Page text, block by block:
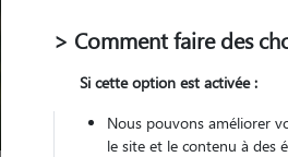
Pour quel
Trouver mon
> Comment faire des
Si cette option est activée :
Nous pouvons améliorer
le site et le contenu à des